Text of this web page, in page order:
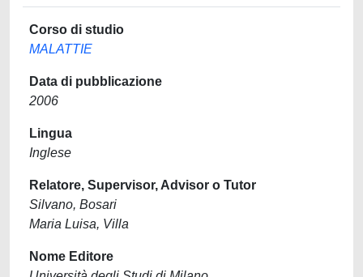
Corso di studio
MALATTIE
Data di pubblicazione
2006
Lingua
Inglese
Relatore, Supervisor, Advisor o Tutor
Silvano, Bosari
Maria Luisa, Villa
Nome Editore